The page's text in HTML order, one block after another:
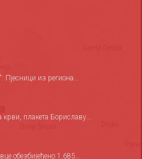
Пјесници из региона...
плакета Бориславу...
обезбијеђено 1.685...